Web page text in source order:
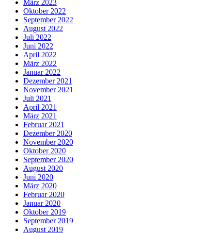
März 2023
Oktober 2022
September 2022
August 2022
Juli 2022
Juni 2022
April 2022
März 2022
Januar 2022
Dezember 2021
November 2021
Juli 2021
April 2021
März 2021
Februar 2021
Dezember 2020
November 2020
Oktober 2020
September 2020
August 2020
Juni 2020
März 2020
Februar 2020
Januar 2020
Oktober 2019
September 2019
August 2019